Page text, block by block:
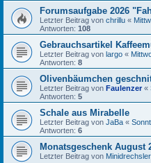
Forumsaufgabe 2026
Letzter Beitrag von chrillu «
Antworten: 108
Gebrauchsartikel
Letzter Beitrag von largo «
Antworten: 8
Olivenbäumchen
Letzter Beitrag von Faulenzer «
Antworten: 5
Schale aus Mirabelle
Letzter Beitrag von JaBa «
Antworten: 6
Monatsgeschenk August
Letzter Beitrag von Minidrechsler